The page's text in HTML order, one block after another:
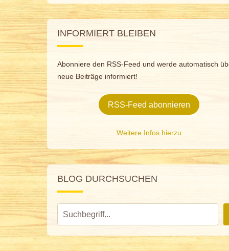
INFORMIERT BLEIBEN
Abonniere den RSS-Feed und werde automatisch
neue Beiträge informiert!
RSS-Feed abonnieren
Weitere Infos hierzu
BLOG DURCHSUCHEN